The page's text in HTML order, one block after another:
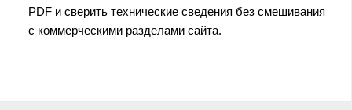
PDF и сверить технические сведения без смешивания
с коммерческими разделами сайта.